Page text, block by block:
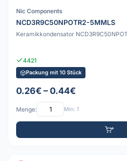
Nic Components
NCD3R9C50NPOTR2-5MMLS
Keramikkondensator
4421
Packung mit 10 Stück
0.26€ – 0.44€
Menge: Min: 1